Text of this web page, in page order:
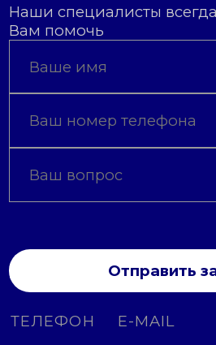
Наши специалисты
Вам помочь
Отправить
ТЕЛЕФОН E-MAIL